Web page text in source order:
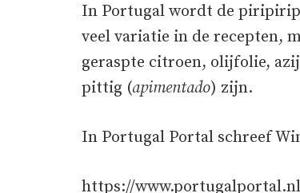
In Portugal wordt de
veel variatie in de recepten,
geraspte citroen, olijfolie,
pittig (apimentado) zijn.
In Portugal Portal schreef
https://